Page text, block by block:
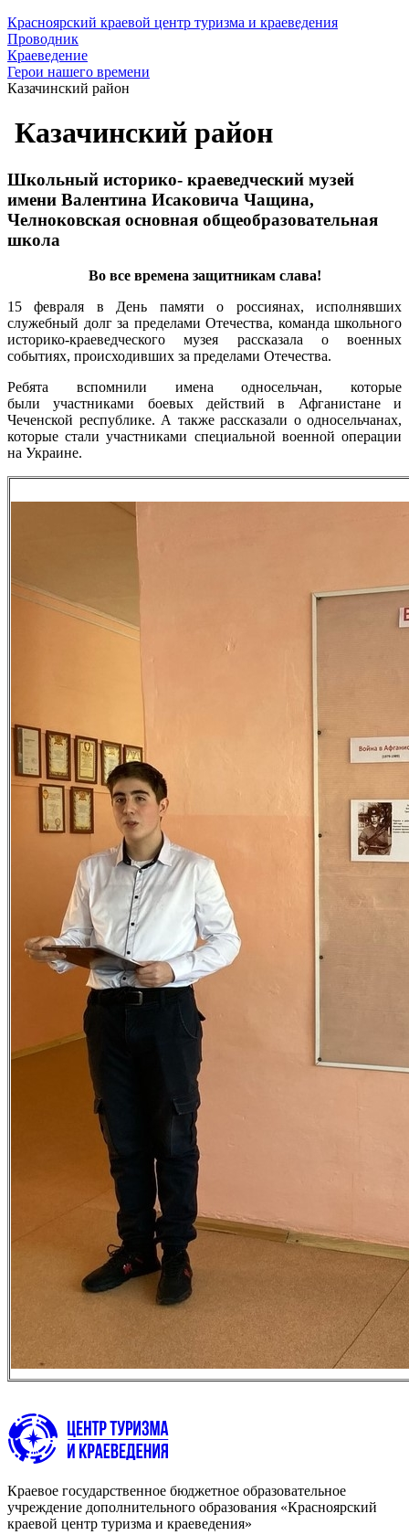
Красноярский краевой центр туризма и краеведения
Проводник
Краеведение
Герои нашего времени
Казачинский район
Казачинский район
Школьный историко- краеведческий музей
имени Валентина Исаковича Чащина,
Челноковская основная общеобразовательная
школа
Во все времена защитникам слава!
15 февраля в День памяти о россиянах, исполнявших
служебный долг за пределами Отечества, команда школьного
историко-краеведческого музея рассказала о военных
событиях, происходивших за пределами Отечества.
Ребята вспомнили имена односельчан, которые
были участниками боевых действий в Афганистане и
Чеченской республике. А также рассказали о односельчанах,
которые стали участниками специальной военной операции
на Украине.
Краевое государственное бюджетное образовательное
учреждение дополнительного образования «Красноярский
краевой центр туризма и краеведения»